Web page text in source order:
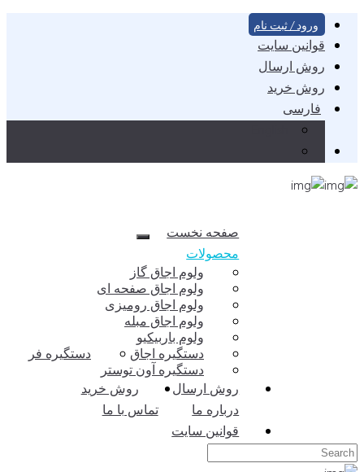
ورود / ثبت نام
قوانین سایت
روش ارسال
روش خرید
فارسی
صفحه نخست
محصولات
ولوم اجاق گاز
ولوم اجاق صفحه ای
ولوم اجاق رومیزی
ولوم اجاق مبله
ولوم باربیکیو
دستگیره اجاق دستگیره فر
دستگیره آون توستر
روش ارسال
روش خرید
درباره ما
تماس با ما
قوانین سایت